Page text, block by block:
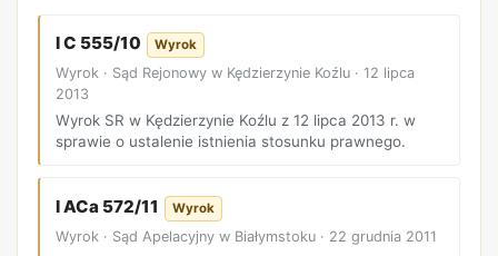
I C 555/10 Wyrok
Wyrok · Sąd Rejonowy w Kędzierzynie Koźlu · 12 lipca
2013
Wyrok SR w Kędzierzynie Koźlu z 12 lipca 2013 r. w
sprawie o ustalenie istnienia stosunku prawnego.
I ACa 572/11 Wyrok
Wyrok · Sąd Apelacyjny w Białymstoku · 22 grudnia 2011